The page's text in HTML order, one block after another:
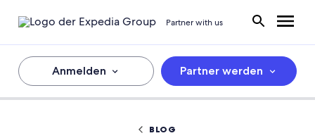
Partner with us
Anmelden Partner werden
BLOG